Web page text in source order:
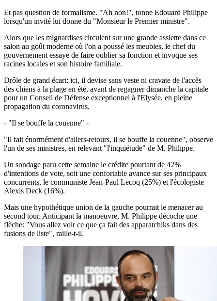
Et pas question de formalisme. "Ah non!", tonne Edouard Philippe
lorsqu'un invité lui donne du "Monsieur le Premier ministre".
Alors que les mignardises circulent sur une grande assiette dans ce
salon au goût moderne où l'on a poussé les meubles, le chef du
gouvernement essaye de faire oublier sa fonction et invoque ses
racines locales et son histoire familiale.
Drôle de grand écart: ici, il devise sans veste ni cravate de l'accès
des chiens à la plage en été, avant de regagner dimanche la capitale
pour un Conseil de Défense exceptionnel à l'Elysée, en pleine
propagation du coronavirus.
- "Il se bouffe la couenne" -
"Il fait énormément d'allers-retours, il se bouffe la couenne", observe
l'un de ses ministres, en relevant "l'inquiétude" de M. Philippe.
Un sondage paru cette semaine le crédite pourtant de 42%
d'intentions de vote, soit une confortable avance sur ses principaux
concurrents, le communiste Jean-Paul Lecoq (25%) et l'écologiste
Alexis Deck (16%).
Mais une hypothétique union de la gauche pourrait le menacer au
second tour. Anticipant la manoeuvre, M. Philippe décoche une
flèche: "Vous allez voir ce que ça fait des apparatchiks dans des
fusions de liste", raille-t-il.